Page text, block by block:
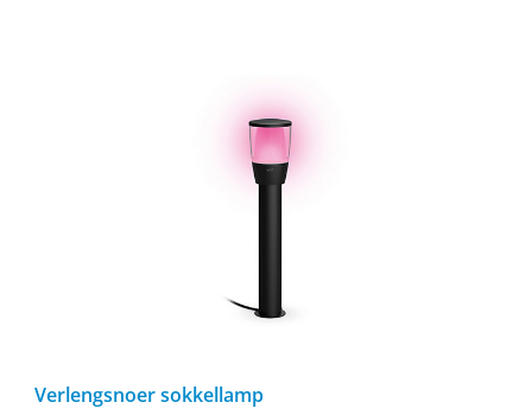
Verlengsnoer sokkellamp